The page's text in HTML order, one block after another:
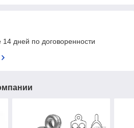
14 дней по договоренности